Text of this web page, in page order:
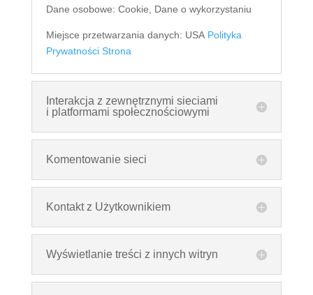
Dane osobowe: Cookie, Dane o wykorzystaniu
Miejsce przetwarzania danych: USA Polityka
Prywatności Strona
Interakcja z zewnętrznymi sieciami
i platformami społecznościowymi
Komentowanie sieci
Kontakt z Użytkownikiem
Wyświetlanie treści z innych witryn